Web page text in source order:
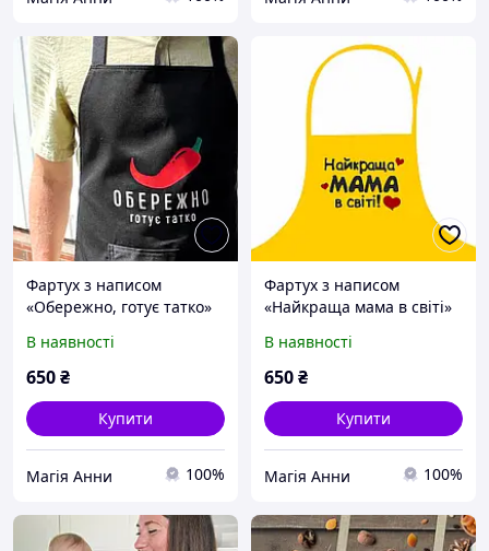
Фартух з написом
«Обережно, готує татко»
В наявності
650₴
Купити
Магія Анни 100%
Фартух з написом
«Найкраща мама в світі»
В наявності
650₴
Купити
Магія Анни 100%